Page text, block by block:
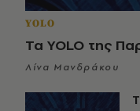
YOLO
Τα YOLO της
Λίνα Μανδράκου